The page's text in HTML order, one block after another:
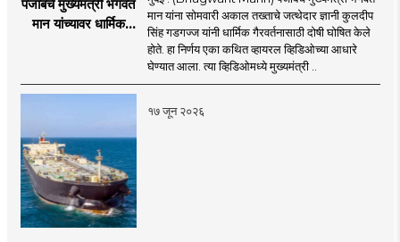
पंजाबचे मुख्यमंत्री भगवंत
मान यांच्यावर धार्मिक
खळबळ
मान यांना सोमवारी अकाल तख्ताचे जत्थेदार ज्ञानी कुलदीप
सिंह गडगज्ज यांनी धार्मिक गैरवर्तनासाठी दोषी घोषित केले
होते. हा निर्णय एका कथित व्हायरल व्हिडिओच्या आधारे
घेण्यात आला. त्या व्हिडिओमध्ये मुख्यमंत्री ..
१७ जून २०२६